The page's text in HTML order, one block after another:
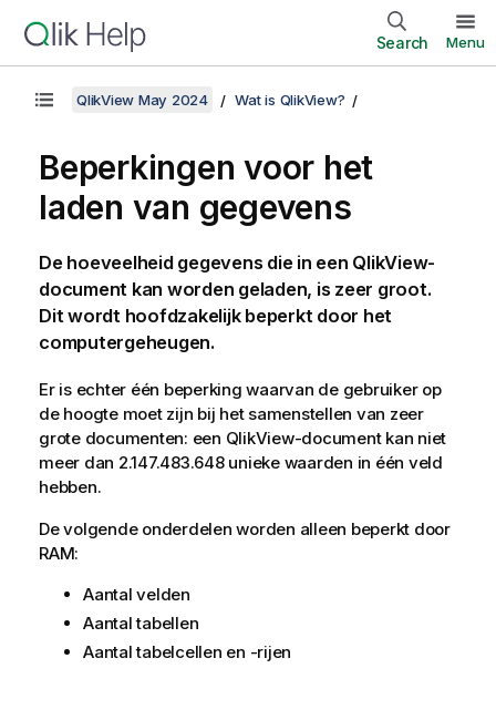
Search Menu
QlikView May 2024 Wat is QlikView?
Beperkingen voor het
laden van gegevens
De hoeveelheid gegevens die in een QlikView-
document kan worden geladen, is zeer groot.
Dit wordt hoofdzakelijk beperkt door het
computergeheugen.
Er is echter één beperking waarvan de gebruiker op
de hoogte moet zijn bij het samenstellen van zeer
grote documenten: een QlikView-document kan niet
meer dan 2.147.483.648 unieke waarden in één veld
hebben.
De volgende onderdelen worden alleen beperkt door
RAM:
Aantal velden
Aantal tabellen
Aantal tabelcellen en -rijen